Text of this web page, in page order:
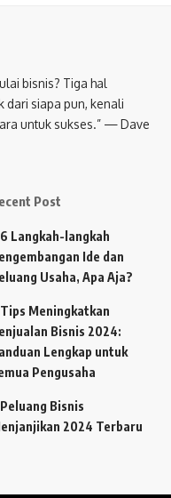
bisnis? Tiga hal
dari siapa pun, kenali
untuk sukses.” — Dave
Post
6 Langkah-langkah
Ide dan
Usaha, Apa Aja?
Tips Meningkatkan
Bisnis 2024:
Lengkap untuk
Pengusaha
Peluang Bisnis
2024 Terbaru